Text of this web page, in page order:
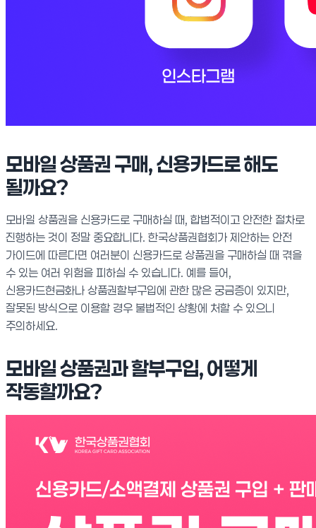
모바일 상품권 구매, 신용카드로 해도
될까요?
모바일 상품권을 신용카드로 구매하실 때, 합법적이고 안전한 절차로
진행하는 것이 정말 중요합니다. 한국상품권협회가 제안하는 안전
가이드에 따른다면 여러분이 신용카드로 상품권을 구매하실 때 겪을
수 있는 여러 위험을 피하실 수 있습니다. 예를 들어,
신용카드현금화나 상품권할부구입에 관한 많은 궁금증이 있지만,
잘못된 방식으로 이용할 경우 불법적인 상황에 처할 수 있으니
주의하세요.
모바일 상품권과 할부구입, 어떻게
작동할까요?